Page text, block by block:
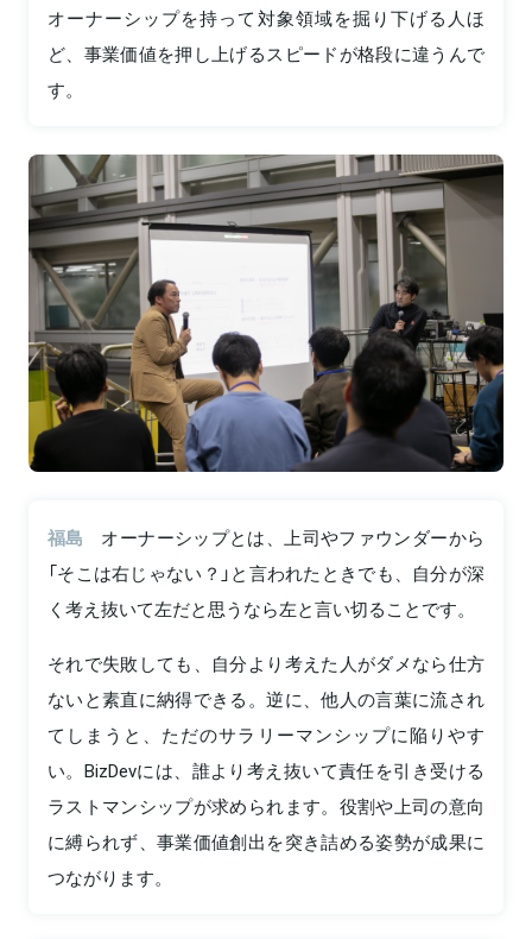
オーナーシップを持って対象領域を掘り下げる人ほ
ど、事業価値を押し上げるスピードが格段に違うんで
す。
福島
オーナーシップとは、上司やファウンダーから
「そこは右じゃない？」と言われたときでも、自分が深
く考え抜いて左だと思うなら左と言い切ることです。
それで失敗しても、自分より考えた人がダメなら仕方
ないと素直に納得できる。逆に、他人の言葉に流され
てしまうと、ただのサラリーマンシップに陥りやす
い。BizDevには、誰より考え抜いて責任を引き受ける
ラストマンシップが求められます。役割や上司の意向
に縛られず、事業価値創出を突き詰める姿勢が成果に
つながります。